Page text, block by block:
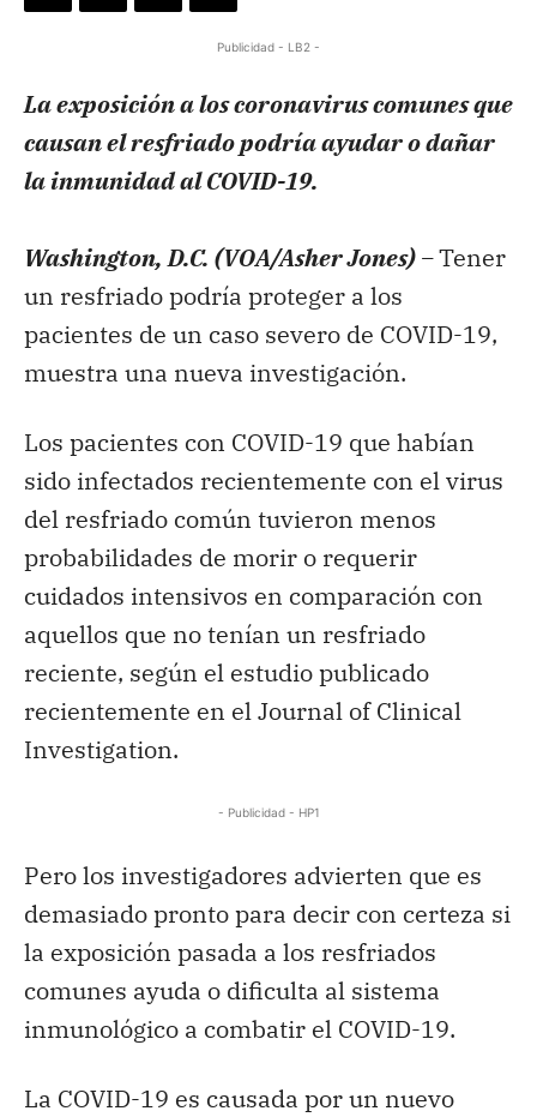
Publicidad - LB2 -
La exposición a los coronavirus comunes que
causan el resfriado podría ayudar o dañar
la inmunidad al COVID-19.
Washington, D.C. (VOA/Asher Jones) –Tener
un resfriado podría proteger a los
pacientes de un caso severo de COVID-19,
muestra una nueva investigación.
Los pacientes con COVID-19 que habían
sido infectados recientemente con el virus
del resfriado común tuvieron menos
probabilidades de morir o requerir
cuidados intensivos en comparación con
aquellos que no tenían un resfriado
reciente, según el estudio publicado
recientemente en el Journal of Clinical
Investigation.
- Publicidad - HP1
Pero los investigadores advierten que es
demasiado pronto para decir con certeza si
la exposición pasada a los resfriados
comunes ayuda o dificulta al sistema
inmunológico a combatir el COVID-19.
La COVID-19 es causada por un nuevo